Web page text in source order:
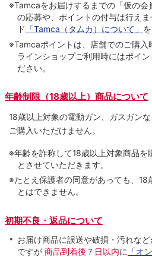
※Tamcaをお届けするまでの「仮の会
の応募や、ポイントの付与は⾏え
ド 「Tamca（タムカ）について」
※Tamcaポイントは、店舗でのご購⼊
ラインショップご利用時にはポイ
ださい。
年齢制限（18歳以上）商品について
18歳以上対象の電動ガン、ガスガン
ご購入いただけません。
※年齢を詐称して18歳以上対象商品を
とさせていただきます。
※たとえ保護者の同意があっても、18
とはできません。
初期不良・返品について
お届け商品に誤送や破損・汚れな
ですが 商品到着後７日以内に 「オ